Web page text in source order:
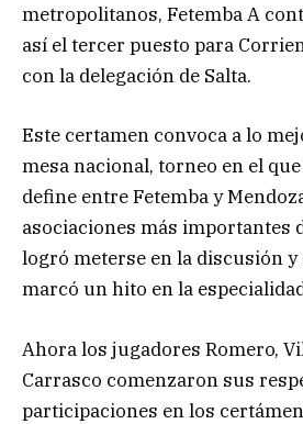
metropolitanos, Fetemba A
así el tercer puesto para
con la delegación de Salta.
Este certamen convoca a lo
mesa nacional, torneo en el
define entre Fetemba y
asociaciones más importantes
logró meterse en la discusión y
marcó un hito en la
Ahora los jugadores Romero,
Carrasco comenzaron sus
participaciones en los